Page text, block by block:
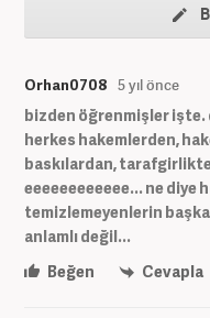
Orhan0708 5 yıl önce
bizden öğrenmişler işte.
herkes hakemlerden,
baskılardan,
eeeeeeeeeeee... ne diye
temizlemeyenlerin
anlamlı değil...
Beğen
Cevapla